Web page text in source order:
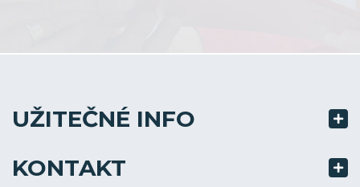
UŽITEČNÉ INFO
KONTAKT